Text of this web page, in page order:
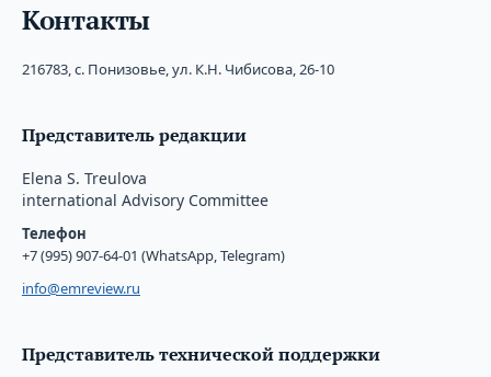
Контакты
216783, с. Понизовье, ул. К.Н. Чибисова, 26-10
Представитель редакции
Elena S. Treulova
international Advisory Committee
Телефон
+7 (995) 907-64-01 (WhatsApp, Telegram)
info@emreview.ru
Представитель технической поддержки